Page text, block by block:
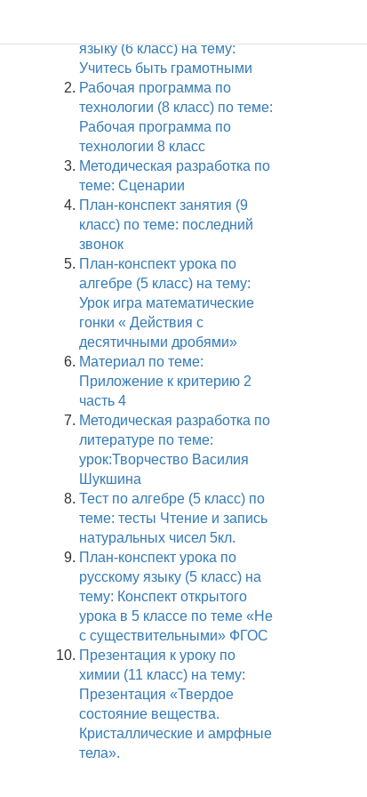
языку (6 класс) на тему:
Учитесь быть грамотными
Рабочая программа по
технологии (8 класс) по теме:
Рабочая программа по
технологии 8 класс
Методическая разработка по
теме: Сценарии
План-конспект занятия (9
класс) по теме: последний
звонок
План-конспект урока по
алгебре (5 класс) на тему:
Урок игра математические
гонки « Действия с
десятичными дробями»
Материал по теме:
Приложение к критерию 2
часть 4
Методическая разработка по
литературе по теме:
урок:Творчество Василия
Шукшина
Тест по алгебре (5 класс) по
теме: тесты Чтение и запись
натуральных чисел 5кл.
План-конспект урока по
русскому языку (5 класс) на
тему: Конспект открытого
урока в 5 классе по теме «Не
с существительными» ФГОС
Презентация к уроку по
химии (11 класс) на тему:
Презентация «Твердое
состояние вещества.
Кристаллические и амрфные
тела».